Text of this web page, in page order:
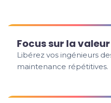
Focus sur la
Libérez vos ingénieurs
maintenance répétitives.